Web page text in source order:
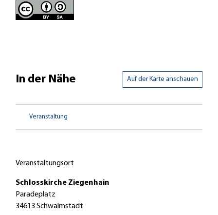
In der Nähe Auf der Karte anschauen
Veranstaltung
Veranstaltungsort
Schlosskirche Ziegenhain
Paradeplatz
34613 Schwalmstadt